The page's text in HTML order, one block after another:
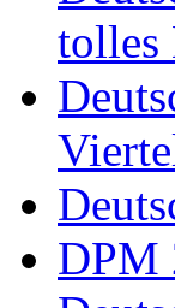
tolles
DPM